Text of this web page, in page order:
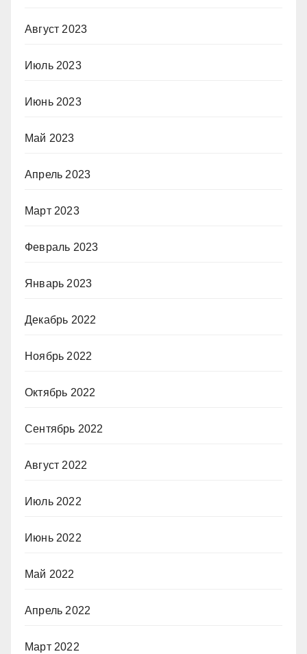
Август 2023
Июль 2023
Июнь 2023
Май 2023
Апрель 2023
Март 2023
Февраль 2023
Январь 2023
Декабрь 2022
Ноябрь 2022
Октябрь 2022
Сентябрь 2022
Август 2022
Июль 2022
Июнь 2022
Май 2022
Апрель 2022
Март 2022